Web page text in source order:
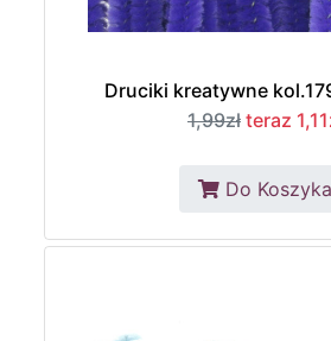
Druciki kreatywne
1,99zł teraz
Do Koszyka